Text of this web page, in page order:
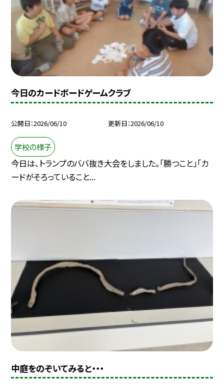
今日のカードボードゲームクラブ
公開日 2026/06/10 更新日 2026/06/10
学校の様子
今日は、トランプのババ抜き大会をしました。「勝つこと」「カ
ードがそろっていること...
中庭をのぞいてみると・・・